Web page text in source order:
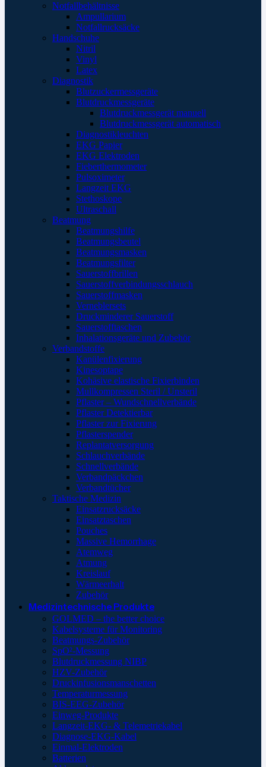
Notfallbehältnisse
Ampullarium
Notfallrucksäcke
Handschuhe
Nitril
Vinyl
Latex
Diagnostik
Blutzuckermessgeräte
Blutdruckmessgeräte
Blutdruckmessgerät manuell
Blutdruckmessgerät automatisch
Diagnostikleuchten
EKG Papier
EKG Elektroden
Fieberthermometer
Pulsoximeter
Langzeit EKG
Stethoskope
Ultraschall
Beatmung
Beatmungshilfe
Beatmungsbeutel
Beatmungsmasken
Beatmungsfilter
Sauerstoffbrillen
Sauerstoffverbindungsschlauch
Sauerstoffmasken
Verneblersets
Druckminderer Sauerstoff
Sauerstofftaschen
Inhalationsgeräte und Zubehör
Verbandstoffe
Kanülenfixierung
Kinesoptape
Kohäsive elastische Fixierbinden
Mullkompressen Steril / Unsteril
Pflaster – Wundschnellverbände
Pflaster Detektierbar
Pflaster zur Fixierung
Pflasterspender
Replantatversorgung
Schlauchverbände
Schnellverbände
Verbandpäckchen
Verbandtücher
Taktische Medizin
Einsatzrucksäcke
Einsatztaschen
Pouches
Massive Hemorrhage
Atemweg
Atmung
Kreislauf
Wärmeerhalt
Zubehör
Medizintechnische Produkte
GOLMED – the better choice
Kabelsysteme für Monitoring
Beatmungs-Zubehör
SpO²-Messung
Blutdruckmessung NIBP
HZV-Zubehör
Druckinfusionsmanschetten
Temperaturmessung
BIS-EEG-Zubehör
Einweg-Produkte
Langzeit-EKG- & Telemetriekabel
Diagnose-EKG-Kabel
Einmal-Elektroden
Batterien